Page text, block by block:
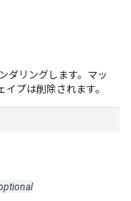
ダリングします。マッ
プは削除されます。